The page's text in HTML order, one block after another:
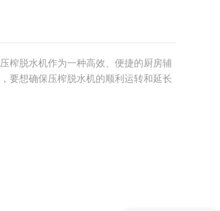
榨脱水机作为一种高效、便捷的厨房辅
要想确保压榨脱水机的顺利运转和延长